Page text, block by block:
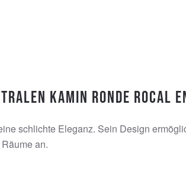
Kamin Ronde Rocal
schlichte Eleganz. Sein Design
an.